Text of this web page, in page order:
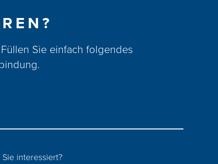
Sie einfach folgendes
interessiert?